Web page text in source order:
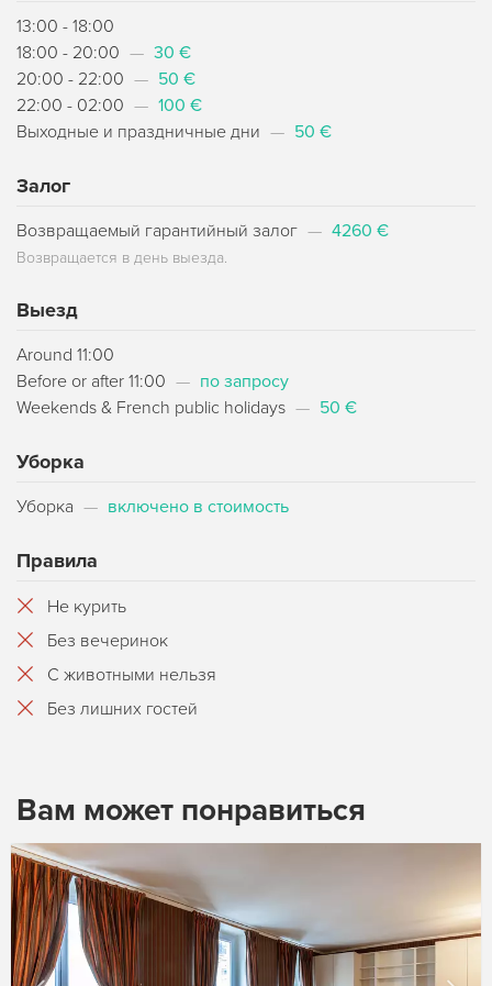
13:00 - 18:00
18:00 - 20:00 — 30 €
20:00 - 22:00 — 50 €
22:00 - 02:00 — 100 €
Выходные и праздничные дни — 50 €
Залог
Возвращаемый гарантийный залог — 4260 €
Возвращается в день выезда.
Выезд
Around 11:00
Before or after 11:00 — по запросу
Weekends & French public holidays — 50 €
Уборка
Уборка — включено в стоимость
Правила
Не курить
Без вечеринок
С животными нельзя
Без лишних гостей
Вам может понравиться